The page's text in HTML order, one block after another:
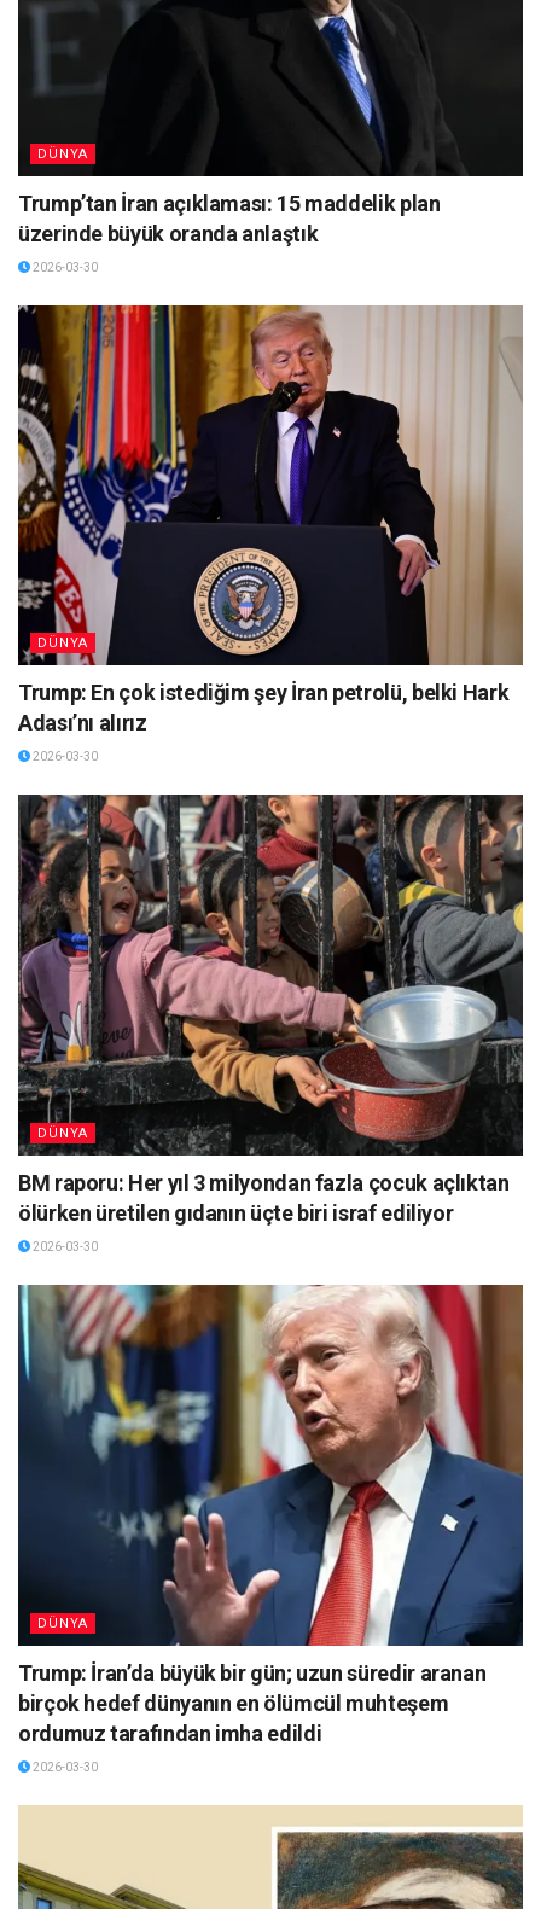
DÜNYA
Trump’tan İran açıklaması: 15 maddelik plan
üzerinde büyük oranda anlaştık
2026-03-30
DÜNYA
Trump: En çok istediğim şey İran petrolü, belki Hark
Adası’nı alırız
2026-03-30
DÜNYA
BM raporu: Her yıl 3 milyondan fazla çocuk açlıktan
ölürken üretilen gıdanın üçte biri israf ediliyor
2026-03-30
DÜNYA
Trump: İran’da büyük bir gün; uzun süredir aranan
birçok hedef dünyanın en ölümcül muhteşem
ordumuz tarafından imha edildi
2026-03-30